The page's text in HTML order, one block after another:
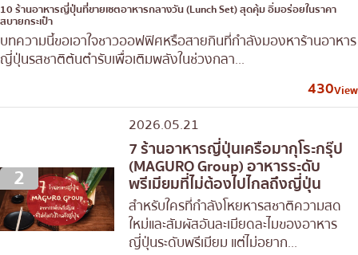
10 ร้านอาหารญี่ปุ่นที่ขายเซตอาหารกลางวัน (Lunch Set) สุดคุ้ม อิ่มอร่อยในราคา
สบายกระเป๋า
บทความนี้ขอเอาใจชาวออฟฟิศหรือสายกินที่กำลังมองหาร้านอาหาร
ญี่ปุ่นรสชาติต้นตำรับเพื่อเติมพลังในช่วงกลา...
430View
2
2026.05.21
7 ร้านอาหารญี่ปุ่นเครือมากุโระกรุ๊ป
(MAGURO Group) อาหารระดับ
พรีเมียมที่ไม่ต้องไปไกลถึงญี่ปุ่น
สำหรับใครที่กำลังโหยหารสชาติความสด
ใหม่และสัมผัสอันละเมียดละไมของอาหาร
ญี่ปุ่นระดับพรีเมียม แต่ไม่อยาก...